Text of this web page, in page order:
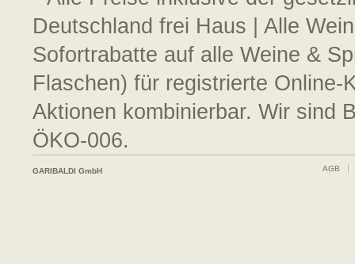
Deutschland frei Haus | Alle
Sofortrabatte auf alle Weine &
Flaschen) für registrierte
Aktionen kombinierbar. Wir sind
ÖKO-006.
GARIBALDI GmbH AGB